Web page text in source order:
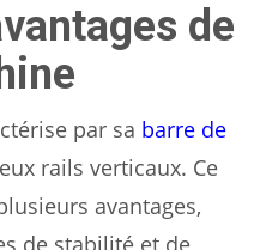
de
par sa barre de
rails verticaux. Ce
avantages,
de stabilité et de